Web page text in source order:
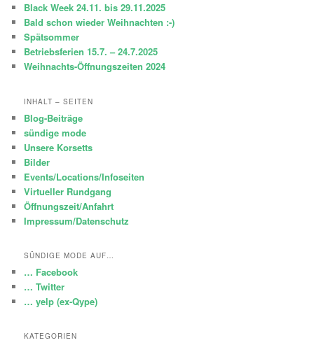
n
Black Week 24.11. bis 29.11.2025
Bald schon wieder Weihnachten :-)
Spätsommer
Betriebsferien 15.7. – 24.7.2025
Weihnachts-Öffnungszeiten 2024
INHALT – SEITEN
Blog-Beiträge
sündige mode
Unsere Korsetts
Bilder
Events/Locations/Infoseiten
Virtueller Rundgang
Öffnungszeit/Anfahrt
Impressum/Datenschutz
SÜNDIGE MODE AUF…
… Facebook
… Twitter
… yelp (ex-Qype)
KATEGORIEN